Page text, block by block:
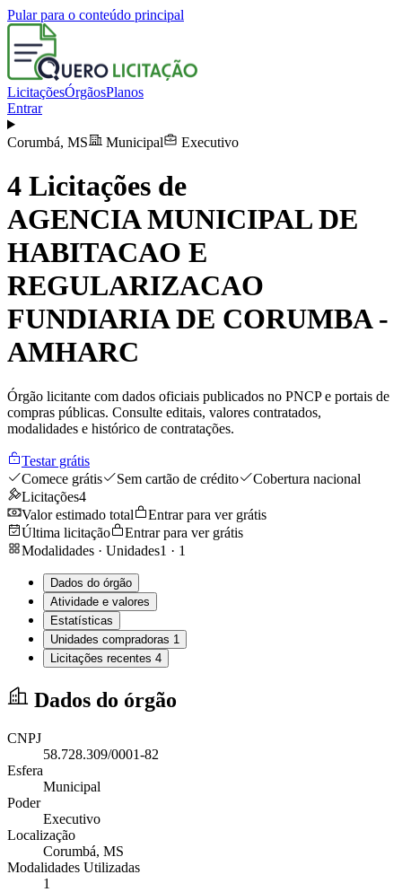
Pular para o conteúdo principal
LicitaçõesÓrgãosPlanos
Entrar
Corumbá, MS Municipal Executivo
4 Licitações de
AGENCIA MUNICIPAL DE
HABITACAO E
REGULARIZACAO
FUNDIARIA DE CORUMBA -
AMHARC
Órgão licitante com dados oficiais publicados no PNCP e portais de
compras públicas. Consulte editais, valores contratados,
modalidades e histórico de contratações.
Testar grátis
Comece grátis
Sem cartão de crédito
Cobertura nacional
Licitações4
Valor estimado total
Entrar para ver grátis
Última licitação
Entrar para ver grátis
Modalidades · Unidades1 · 1
Dados do órgão
Atividade e valores
Estatísticas
Unidades compradoras 1
Licitações recentes 4
Dados do órgão
CNPJ
58.728.309/0001-82
Esfera
Municipal
Poder
Executivo
Localização
Corumbá, MS
Modalidades Utilizadas
1